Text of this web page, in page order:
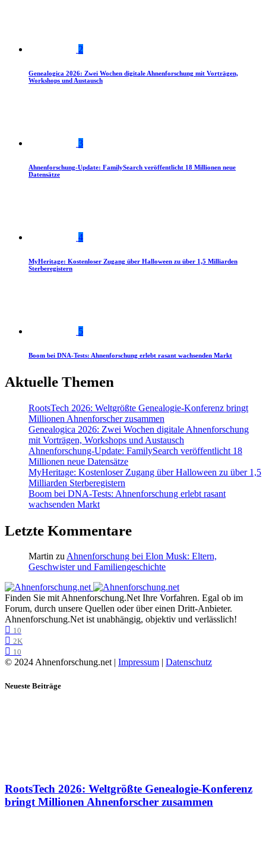
2
Genealogica 2026: Zwei Wochen digitale Ahnenforschung mit Vorträgen,
Workshops und Austausch
3
Ahnenforschung-Update: FamilySearch veröffentlicht 18 Millionen neue
Datensätze
4
MyHeritage: Kostenloser Zugang über Halloween zu über 1,5 Milliarden
Sterberegistern
5
Boom bei DNA-Tests: Ahnenforschung erlebt rasant wachsenden Markt
Aktuelle Themen
RootsTech 2026: Weltgrößte Genealogie-Konferenz bringt
Millionen Ahnenforscher zusammen
Genealogica 2026: Zwei Wochen digitale Ahnenforschung
mit Vorträgen, Workshops und Austausch
Ahnenforschung-Update: FamilySearch veröffentlicht 18
Millionen neue Datensätze
MyHeritage: Kostenloser Zugang über Halloween zu über 1,5
Milliarden Sterberegistern
Boom bei DNA-Tests: Ahnenforschung erlebt rasant
wachsenden Markt
Letzte Kommentare
Martin zu Ahnenforschung bei Elon Musk: Eltern,
Geschwister und Familiengeschichte
Finden Sie mit Ahnenforschung.Net Ihre Vorfahren. Egal ob im
Forum, durch unsere Quellen oder über einen Dritt-Anbieter.
Ahnenforschung.Net ist unabhängig, objektiv und verlässlich!
10
2K
10
© 2024 Ahnenforschung.net | Impressum | Datenschutz
Neueste Beiträge
RootsTech 2026: Weltgrößte Genealogie-Konferenz
bringt Millionen Ahnenforscher zusammen